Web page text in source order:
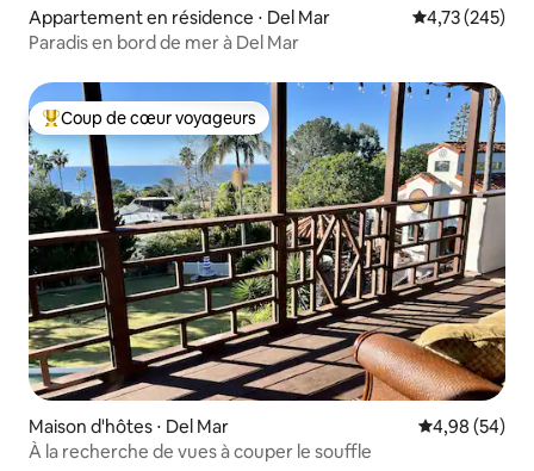
Appartement en résidence ⋅ Del Mar Évaluation
4,73 (245)
Paradis en bord de mer à Del Mar
Coups de cœur voyageurs les plus appréciés
Coup de cœur voyageurs
Maison d'hôtes ⋅ Del Mar Évaluation
4,98 (54)
À la recherche de vues à couper le souffle